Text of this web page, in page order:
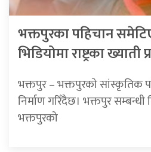
भक्तपुरका पहिचान
भिडियोमा राष्ट्रका
भक्तपुर – भक्तपुरको सांस्कृतिक
निर्माण गरिँदैछ। भक्तपुर
भक्तपुरको